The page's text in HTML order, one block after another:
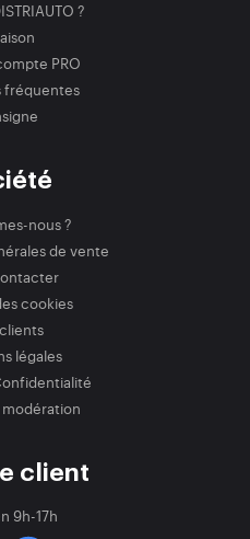
?
PRO
fréquentes
nous ?
de vente
cookies
légales
client
9h-17h